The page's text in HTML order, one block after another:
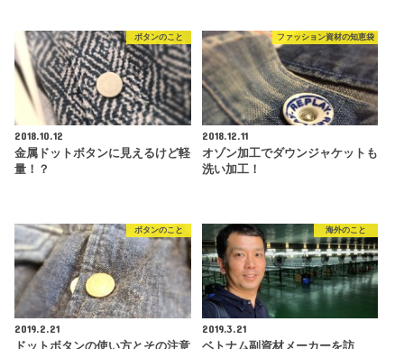
ボタンのこと
2018.10.12
金属ドットボタンに見えるけど軽
量！？
ファッション資材の知恵袋
2018.12.11
オゾン加工でダウンジャケットも
洗い加工！
ボタンのこと
2019.2.21
海外のこと
2019.3.21